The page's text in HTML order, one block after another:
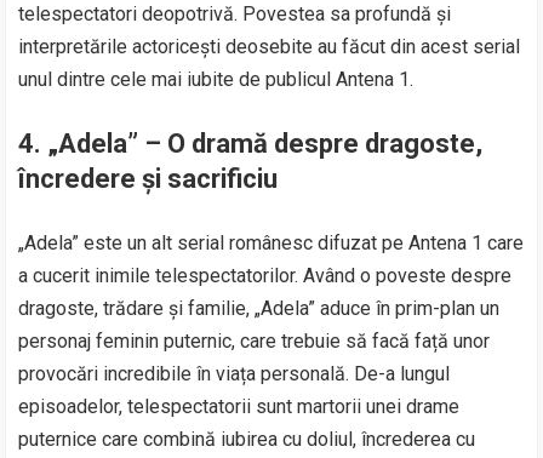
telespectatori deopotrivă. Povestea sa profundă și
interpretările actoricești deosebite au făcut din acest serial
unul dintre cele mai iubite de publicul Antena 1.
4. „Adela” – O dramă despre dragoste,
încredere și sacrificiu
„Adela” este un alt serial românesc difuzat pe Antena 1 care
a cucerit inimile telespectatorilor. Având o poveste despre
dragoste, trădare și familie, „Adela” aduce în prim-plan un
personaj feminin puternic, care trebuie să facă față unor
provocări incredibile în viața personală. De-a lungul
episoadelor, telespectatorii sunt martorii unei drame
puternice care combină iubirea cu doliul, încrederea cu